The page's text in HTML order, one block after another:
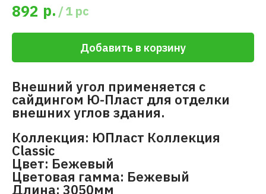
892 р. /1 pc
Добавить в корзину
Внешний угол применяется с
сайдингом Ю-Пласт для отделки
внешних углов здания.
Коллекция: ЮПласт Коллекция
Classic
Цвет: Бежевый
Цветовая гамма: Бежевый
Длина: 3050мм